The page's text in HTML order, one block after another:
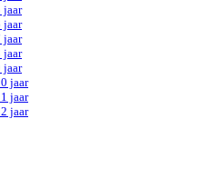
jaar
jaar
jaar
jaar
jaar
jaar
jaar
jaar